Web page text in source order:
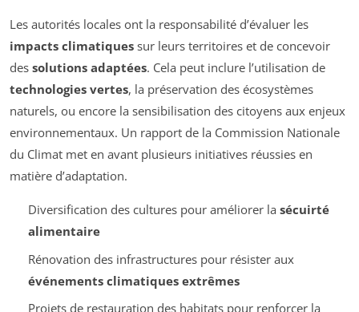
Les autorités locales ont la responsabilité d’évaluer les
impacts climatiques sur leurs territoires et de concevoir
des solutions adaptées. Cela peut inclure l’utilisation de
technologies vertes, la préservation des écosystèmes
naturels, ou encore la sensibilisation des citoyens aux enjeux
environnementaux. Un rapport de la Commission Nationale
du Climat met en avant plusieurs initiatives réussies en
matière d’adaptation.
Diversification des cultures pour améliorer la sécuirté
alimentaire
Rénovation des infrastructures pour résister aux
événements climatiques extrêmes
Projets de restauration des habitats pour renforcer la